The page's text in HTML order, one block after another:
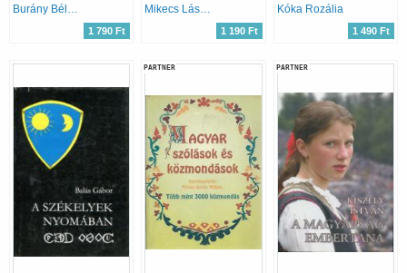
Burány Béla (szerk.)
1 790 Ft
Mikecs László
1 190 Ft
Kóka Rozália
1 490 Ft
PARTNER PARTNER